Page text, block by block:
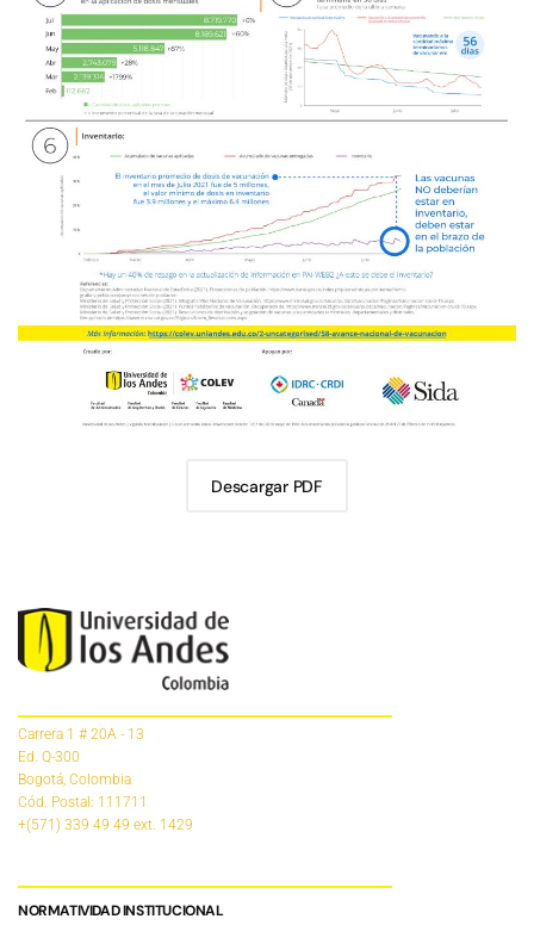
Descargar PDF
Carrera 1 # 20A - 13
Ed. Q-300
Bogotá, Colombia
Cód. Postal: 111711
+(571) 339 49 49 ext. 1429
NORMATIVIDAD INSTITUCIONAL